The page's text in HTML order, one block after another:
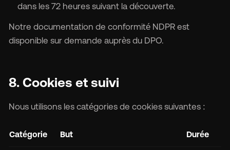
dans les 72 heures suivant la découverte.
Notre documentation de conformité NDPR est
disponible sur demande auprès du DPO.
8. Cookies et suivi
Nous utilisons les catégories de cookies suivantes :
Catégorie But Durée